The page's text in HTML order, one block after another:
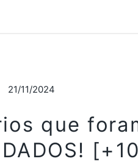
21/11/2024
que